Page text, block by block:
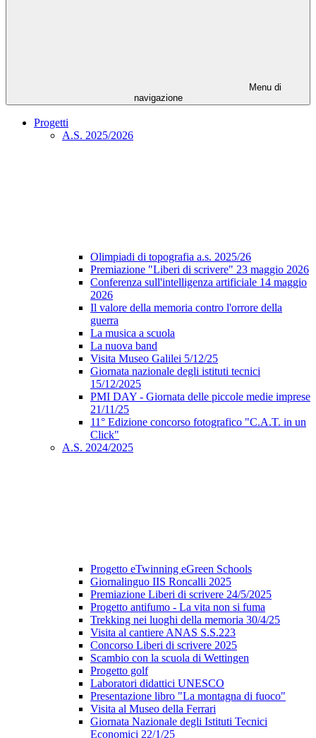
Menu di
navigazione
Progetti
A.S. 2025/2026
Olimpiadi di topografia a.s. 2025/26
Premiazione "Liberi di scrivere" 23 maggio 2026
Conferenza sull'intelligenza artificiale 14 maggio
2026
Il valore della memoria contro l'orrore della
guerra
La musica a scuola
La nuova band
Visita Museo Galilei 5/12/25
Giornata nazionale degli istituti tecnici
15/12/2025
PMI DAY - Giornata delle piccole medie imprese
21/11/25
11° Edizione concorso fotografico "C.A.T. in un
Click"
A.S. 2024/2025
Progetto eTwinning eGreen Schools
Giornalinguo IIS Roncalli 2025
Premiazione Liberi di scrivere 24/5/2025
Progetto antifumo - La vita non si fuma
Trekking nei luoghi della memoria 30/4/25
Visita al cantiere ANAS S.S.223
Concorso Liberi di scrivere 2025
Scambio con la scuola di Wettingen
Progetto golf
Laboratori didattici UNESCO
Presentazione libro "La montagna di fuoco"
Visita al Museo della Ferrari
Giornata Nazionale degli Istituti Tecnici
Economici 22/1/25